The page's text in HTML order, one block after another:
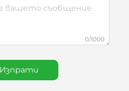
0/1000
Изпрати